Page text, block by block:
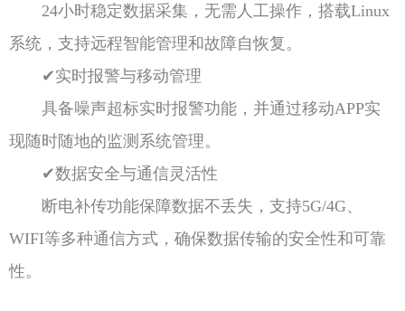
24小时稳定数据采集，无需人工操作，搭载Linux
系统，支持远程智能管理和故障自恢复。
✔实时报警与移动管理
具备噪声超标实时报警功能，并通过移动APP实
现随时随地的监测系统管理。
✔数据安全与通信灵活性
断电补传功能保障数据不丢失，支持5G/4G、
WIFI等多种通信方式，确保数据传输的安全性和可靠
性。